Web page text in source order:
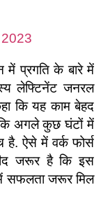
में प्रगति के बारे में
लेफ्टिनेंट जनरल
कि यह काम बेहद
कि अगले कुछ घंटों में
है. ऐसे में वर्क फोर्स
जरूर है कि इस
सफलता जरूर मिल